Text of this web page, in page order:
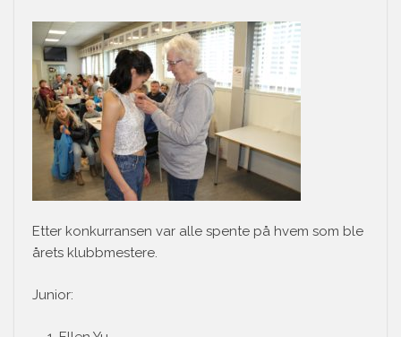
Etter konkurransen var alle spente på hvem som ble
årets klubbmestere.
Junior: